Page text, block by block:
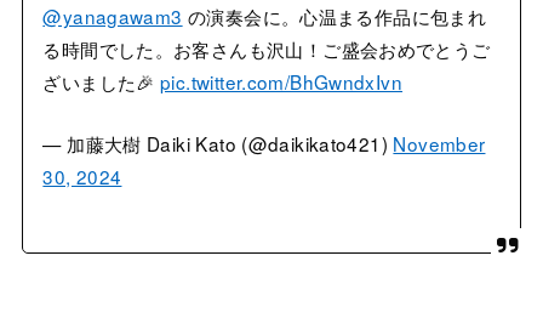
@yanagawam3 の演奏会に。心温まる作品に包まれ
る時間でした。お客さんも沢山！ご盛会おめでとうご
ざいました🎉pic.twitter.com/BhGwndxIvn
— 加藤大樹 Daiki Kato (@daikikato421) November
30, 2024